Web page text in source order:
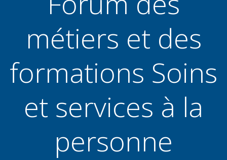
métiers et des
formations Soins
et services à la
personne